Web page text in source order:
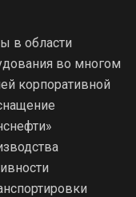
в области
во многом
корпоративной